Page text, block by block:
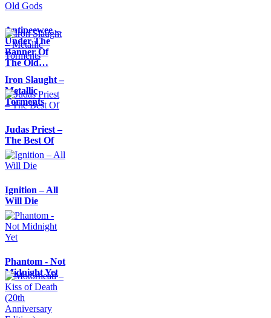
Antipeewee –
Under The
Banner Of
The Old…
Iron Slaught –
Metallic
Torments
Judas Priest –
The Best Of
Ignition – All
Will Die
Phantom - Not
Midnight Yet